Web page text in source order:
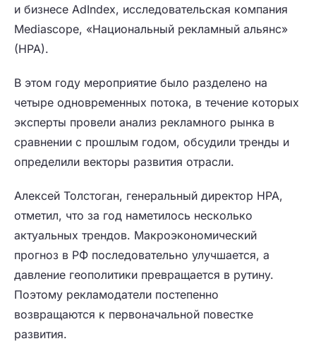
и бизнесе AdIndex, исследовательская компания
Mediascope, «Национальный рекламный альянс»
(НРА).
В этом году мероприятие было разделено на
четыре одновременных потока, в течение которых
эксперты провели анализ рекламного рынка в
сравнении с прошлым годом, обсудили тренды и
определили векторы развития отрасли.
Алексей Толстоган, генеральный директор НРА,
отметил, что за год наметилось несколько
актуальных трендов. Макроэкономический
прогноз в РФ последовательно улучшается, а
давление геополитики превращается в рутину.
Поэтому рекламодатели постепенно
возвращаются к первоначальной повестке
развития.